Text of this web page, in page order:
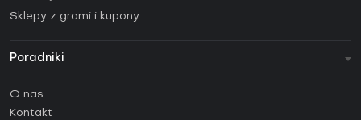
Sklepy z grami i kupony
Poradniki
Poradniki
O nas
Kontakt